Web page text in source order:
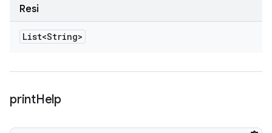
Resi
List<String>
printHelp